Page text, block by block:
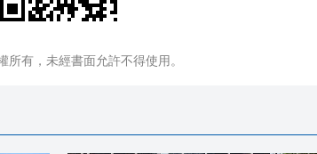
所有，未經書面允許不得使用。